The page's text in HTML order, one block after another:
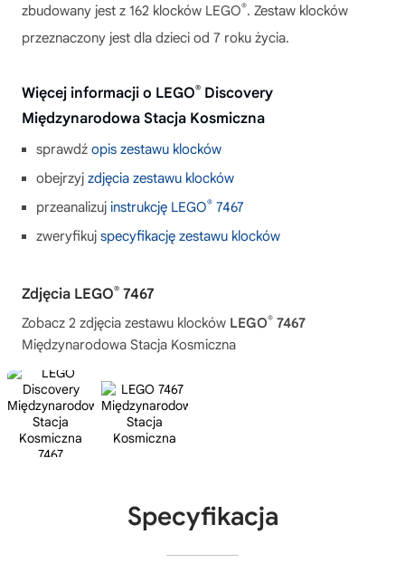
zbudowany jest z 162 klocków LEGO®. Zestaw klocków
przeznaczony jest dla dzieci od 7 roku życia.
Więcej informacji o LEGO® Discovery
Międzynarodowa Stacja Kosmiczna
sprawdź opis zestawu klocków
obejrzyj zdjęcia zestawu klocków
przeanalizuj instrukcję LEGO® 7467
zweryfikuj specyfikację zestawu klocków
Zdjęcia LEGO® 7467
Zobacz 2 zdjęcia zestawu klocków LEGO® 7467
Międzynarodowa Stacja Kosmiczna
Specyfikacja